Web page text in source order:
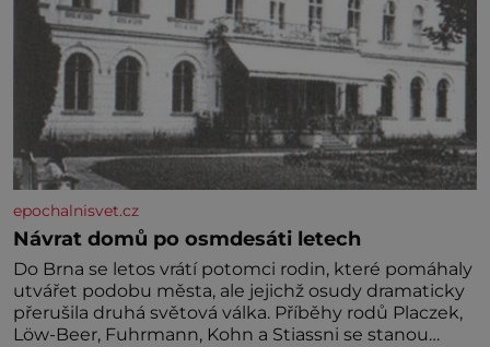
epochalnisvet.cz
Návrat domů po osmdesáti letech
Do Brna se letos vrátí potomci rodin, které pomáhaly
utvářet podobu města, ale jejichž osudy dramaticky
přerušila druhá světová válka. Příběhy rodů Placzek,
Löw-Beer, Fuhrmann, Kohn a Stiassni se stanou